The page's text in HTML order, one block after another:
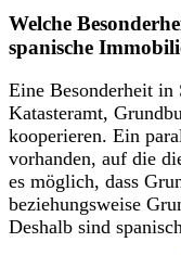
Welche
spanische
Eine Besonderheit
Katasteramt,
kooperieren. Ein
vorhanden, auf die
es möglich, dass
beziehungsweise
Deshalb sind